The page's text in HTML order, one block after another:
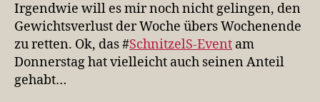
Irgendwie will es mir noch nicht gelingen, den
Gewichtsverlust der Woche übers Wochenende
zu retten. Ok, das #SchnitzelS-Event am
Donnerstag hat vielleicht auch seinen Anteil
gehabt…